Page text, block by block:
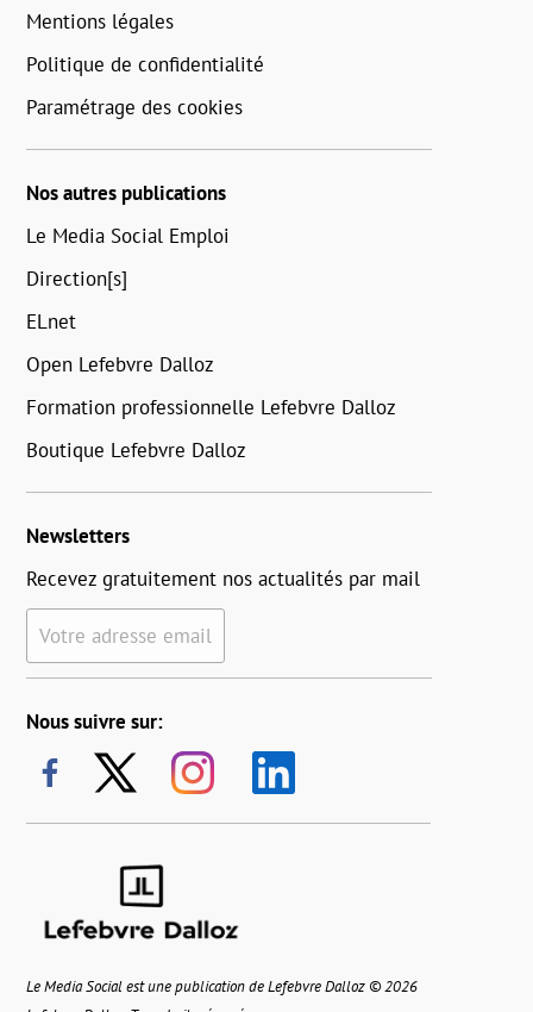
Mentions légales
Politique de confidentialité
Paramétrage des cookies
Nos autres publications
Le Media Social Emploi
Direction[s]
ELnet
Open Lefebvre Dalloz
Formation professionnelle Lefebvre Dalloz
Boutique Lefebvre Dalloz
Newsletters
Recevez gratuitement nos actualités par mail
Votre adresse email
Nous suivre sur:
Le Media Social est une publication de Lefebvre Dalloz © 2026